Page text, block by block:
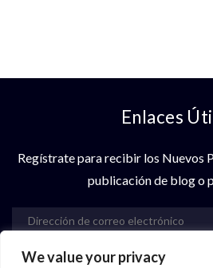
We value your privacy
Enlaces
Regístrate para recibir los Nuevos
publicación de blog o
Suscribir